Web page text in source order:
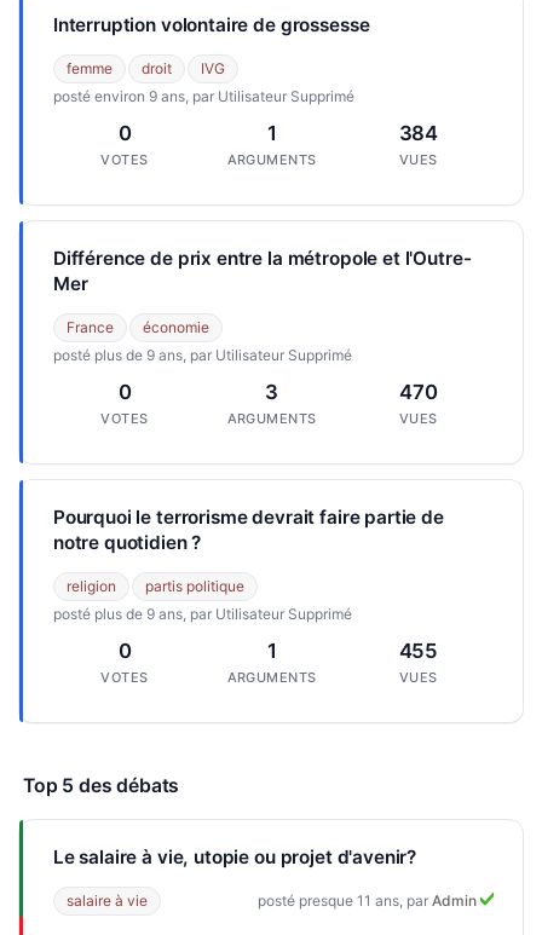
0
VOTES
1
ARGUMENTS
384
VUES
Interruption volontaire de grossesse
femme droit
IVG
posté environ 9 ans, par Utilisateur Supprimé
0
VOTES
3
ARGUMENTS
470
VUES
Différence de prix entre la métropole et l'Outre-
Mer
France
économie
posté plus de 9 ans, par Utilisateur Supprimé
0
VOTES
1
ARGUMENTS
455
VUES
Pourquoi le terrorisme devrait faire partie de
notre quotidien ?
religion
partis politique
posté plus de 9 ans, par Utilisateur Supprimé
Top 5 des débats
Le salaire à vie, utopie ou projet d'avenir?
salaire à vie posté presque 11 ans, parAdmin